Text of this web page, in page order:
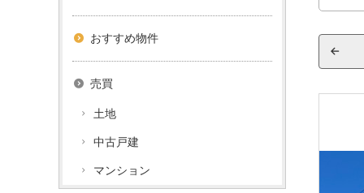
おすすめ物件
売買
土地
中古戸建
マンション